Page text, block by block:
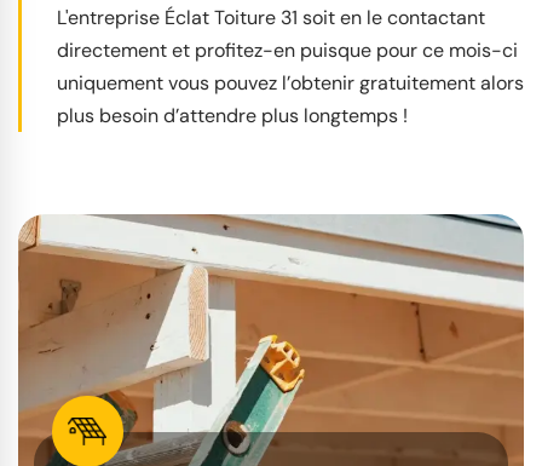
L'entreprise Éclat Toiture 31 soit en le contactant
directement et profitez-en puisque pour ce mois-ci
uniquement vous pouvez l’obtenir gratuitement alors
plus besoin d’attendre plus longtemps !